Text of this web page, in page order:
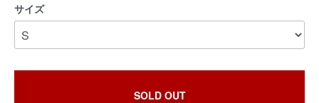
サイズ
SOLD OUT